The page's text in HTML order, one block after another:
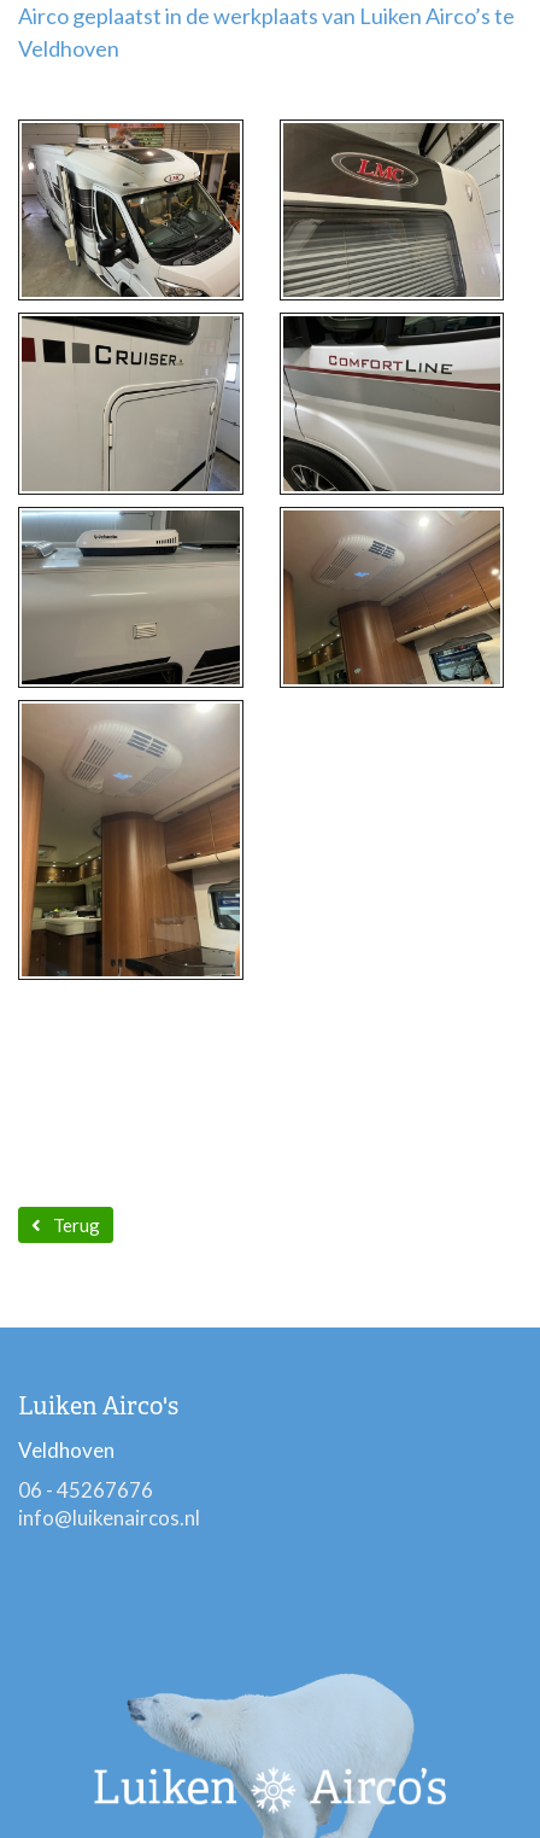
Airco geplaatst in de werkplaats van Luiken Airco’s te
Veldhoven
Terug
Luiken Airco's
Veldhoven
06 - 45267676
info@luikenaircos.nl